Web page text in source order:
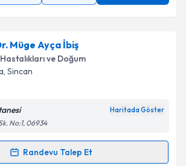
Müge Ayça İbiş
ve Doğum
, Sincan
Haritada Göster
No:1, 06934
Randevu Talep Et
Talebi